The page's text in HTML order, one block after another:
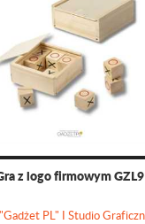
z logo firmowym GZL9